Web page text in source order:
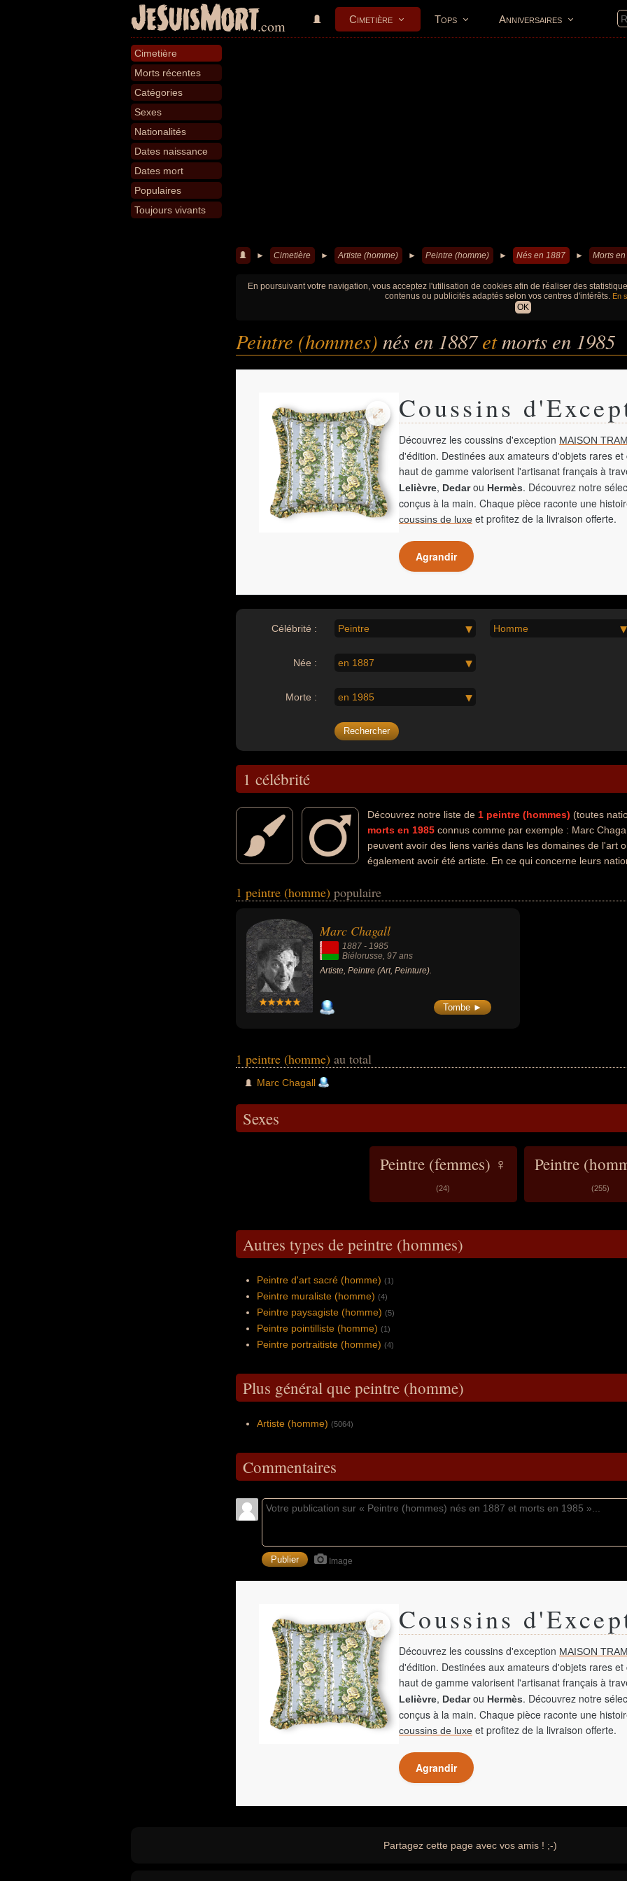
JeSuisMort.com Cimetière Tops Anniversaires
Cimetière
Morts récentes
Catégories
Sexes
Nationalités
Dates naissance
Dates mort
Populaires
Toujours vivants
► Cimetière ► Artiste (homme) ► Peintre (homme) ► Nés en 1887 ► Morts
En poursuivant votre navigation, vous acceptez l'utilisation de cookies afin de réaliser des
contenus ou publicités adaptés selon vos centres d'intérêts. En
OK
Peintre (hommes) nés en 1887etmorts en 1985
Coussins
Découvrez les coussins d'exception MAISON
d'édition. Destinées aux amateurs d'objets rares
haut de gamme valorisent l'artisanat français à
Lelièvre, Dedarou Hermès. Découvrez notre
conçus à la main. Chaque pièce raconte une
coussins de luxe et profitez de la livraison offerte.
Agrandir
Célébrité : Peintre Homme
Née : en 1887
Morte : en 1985
1 célébrité
Découvrez notre liste de 1 peintre (hommes) (toutes
morts en 1985 connus comme par exemple : Marc
peuvent avoir des liens variés dans les domaines de l'art
également avoir été artiste. En ce qui concerne leurs
1 peintre (homme) populaire
Marc Chagall
1887 - 1985
Biélorusse, 97 ans
Artiste, Peintre (Art, Peinture).
Tombe ►
1 peintre (homme) au total
Marc Chagall
Sexes
Peintre (femmes) ♀
(24)
Peintre
(255)
Autres types de peintre (hommes)
Peintre d'art sacré (homme) (1)
Peintre muraliste (homme) (4)
Peintre paysagiste (homme) (5)
Peintre pointilliste (homme) (1)
Peintre portraitiste (homme) (4)
Plus général que peintre (homme)
Artiste (homme) (5064)
Commentaires
Image
Coussins
Découvrez les coussins d'exception MAISON
d'édition. Destinées aux amateurs d'objets rares
haut de gamme valorisent l'artisanat français à
Lelièvre, Dedarou Hermès. Découvrez notre
conçus à la main. Chaque pièce raconte une
coussins de luxe et profitez de la livraison offerte.
Agrandir
Partagez cette page avec vos amis ! ;-)